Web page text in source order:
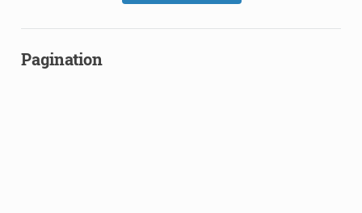
Pagination